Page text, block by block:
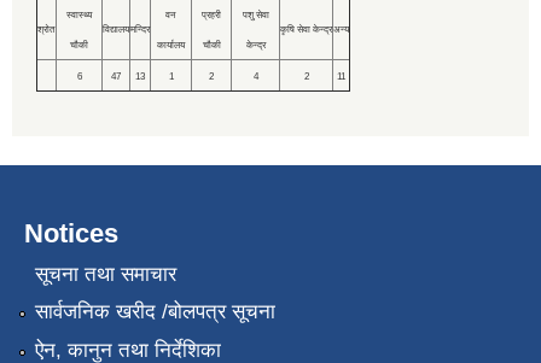
श्रोत
स्वास्थ्य
चौकी
विद्यालयमन्दिर
वन
कार्यालय
प्रहरी
चौकी
पशु सेवा
केन्द्र
कृषि सेवा केन्द्रअन्य
6 47 13 1 2 4 2 11
Notices
सूचना तथा समाचार
सार्वजनिक खरीद /बोलपत्र सूचना
ऐन, कानुन तथा निर्देशिका